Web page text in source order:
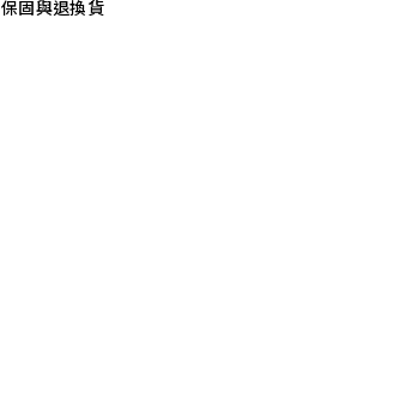
保固與退換貨